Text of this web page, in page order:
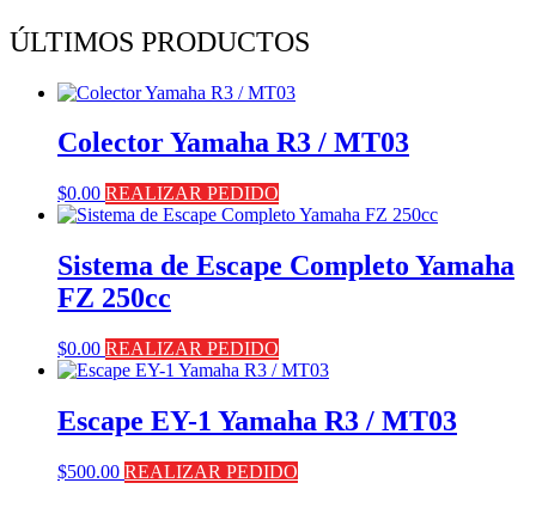
ÚLTIMOS PRODUCTOS
Colector Yamaha R3 / MT03
$0.00 REALIZAR PEDIDO
Sistema de Escape Completo Yamaha
FZ 250cc
$0.00 REALIZAR PEDIDO
Escape EY-1 Yamaha R3 / MT03
$500.00 REALIZAR PEDIDO